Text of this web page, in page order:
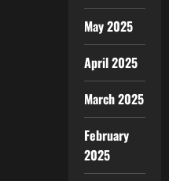
May 2025
April 2025
March 2025
February
2025